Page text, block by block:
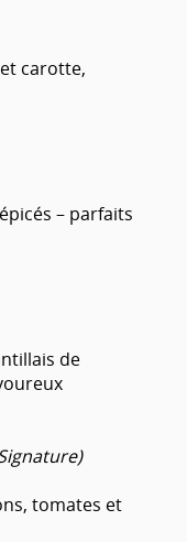
carotte,
– parfaits
de
tomates et